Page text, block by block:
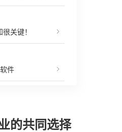
关键！
件
的共同选择